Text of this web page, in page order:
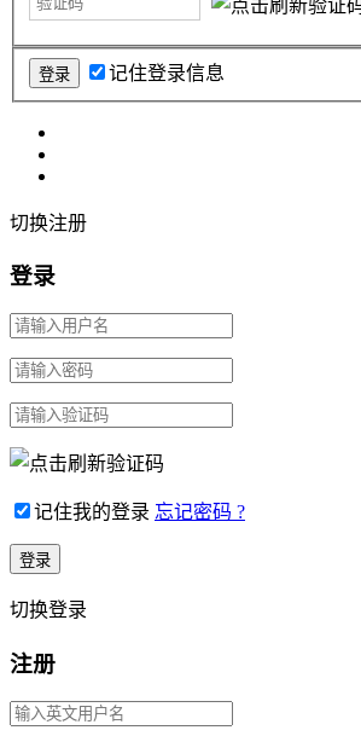
记住登录信息
切换注册
登录
记住我的登录 忘记密码 ?
切换登录
注册